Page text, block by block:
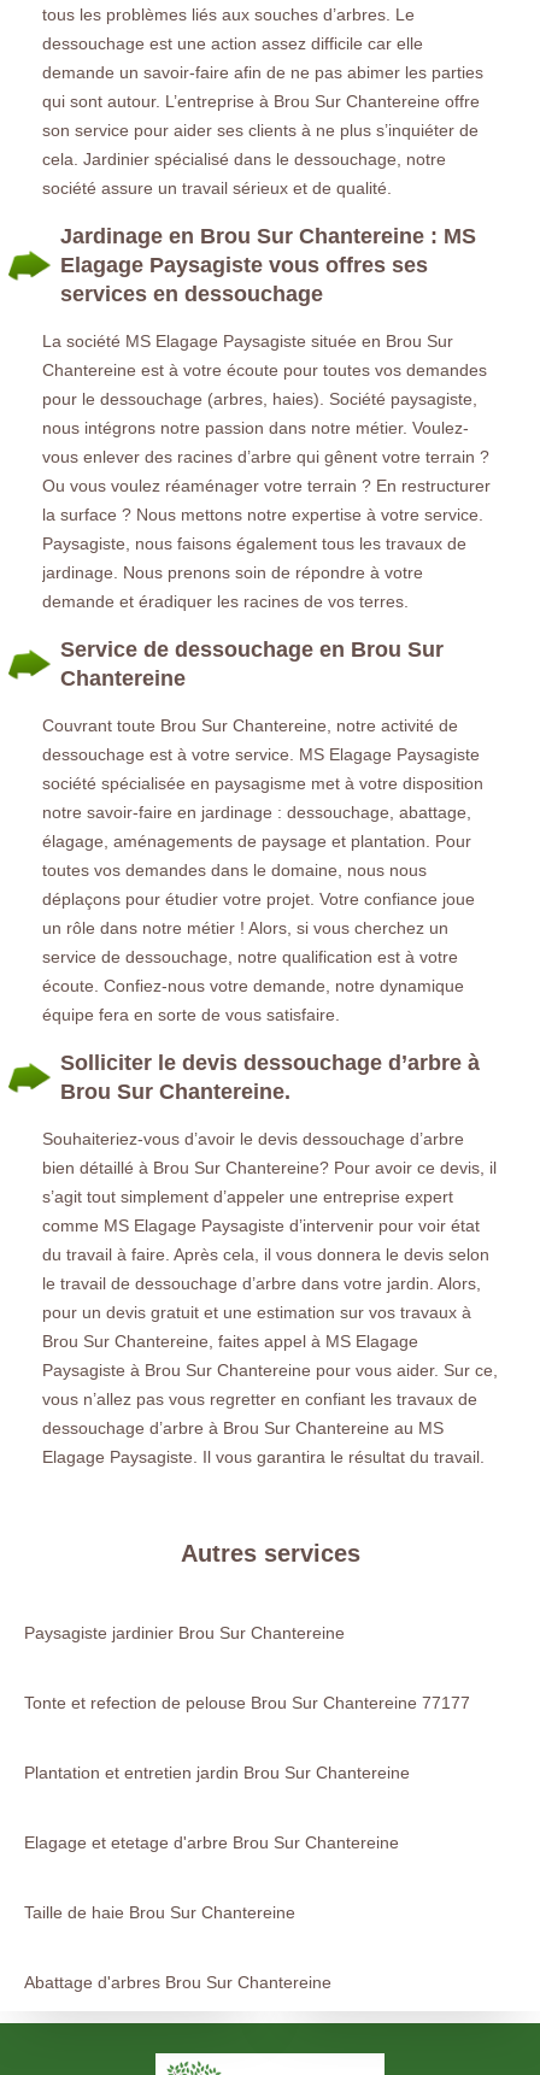
tous les problèmes liés aux souches d’arbres. Le
dessouchage est une action assez difficile car elle
demande un savoir-faire afin de ne pas abimer les parties
qui sont autour. L’entreprise à Brou Sur Chantereine offre
son service pour aider ses clients à ne plus s’inquiéter de
cela. Jardinier spécialisé dans le dessouchage, notre
société assure un travail sérieux et de qualité.
Jardinage en Brou Sur Chantereine : MS
Elagage Paysagiste vous offres ses
services en dessouchage
La société MS Elagage Paysagiste située en Brou Sur
Chantereine est à votre écoute pour toutes vos demandes
pour le dessouchage (arbres, haies). Société paysagiste,
nous intégrons notre passion dans notre métier. Voulez-
vous enlever des racines d’arbre qui gênent votre terrain ?
Ou vous voulez réaménager votre terrain ? En restructurer
la surface ? Nous mettons notre expertise à votre service.
Paysagiste, nous faisons également tous les travaux de
jardinage. Nous prenons soin de répondre à votre
demande et éradiquer les racines de vos terres.
Service de dessouchage en Brou Sur
Chantereine
Couvrant toute Brou Sur Chantereine, notre activité de
dessouchage est à votre service. MS Elagage Paysagiste
société spécialisée en paysagisme met à votre disposition
notre savoir-faire en jardinage : dessouchage, abattage,
élagage, aménagements de paysage et plantation. Pour
toutes vos demandes dans le domaine, nous nous
déplaçons pour étudier votre projet. Votre confiance joue
un rôle dans notre métier ! Alors, si vous cherchez un
service de dessouchage, notre qualification est à votre
écoute. Confiez-nous votre demande, notre dynamique
équipe fera en sorte de vous satisfaire.
Solliciter le devis dessouchage d’arbre à
Brou Sur Chantereine.
Souhaiteriez-vous d’avoir le devis dessouchage d’arbre
bien détaillé à Brou Sur Chantereine? Pour avoir ce devis, il
s’agit tout simplement d’appeler une entreprise expert
comme MS Elagage Paysagiste d’intervenir pour voir état
du travail à faire. Après cela, il vous donnera le devis selon
le travail de dessouchage d’arbre dans votre jardin. Alors,
pour un devis gratuit et une estimation sur vos travaux à
Brou Sur Chantereine, faites appel à MS Elagage
Paysagiste à Brou Sur Chantereine pour vous aider. Sur ce,
vous n’allez pas vous regretter en confiant les travaux de
dessouchage d’arbre à Brou Sur Chantereine au MS
Elagage Paysagiste. Il vous garantira le résultat du travail.
Autres services
Paysagiste jardinier Brou Sur Chantereine
Tonte et refection de pelouse Brou Sur Chantereine 77177
Plantation et entretien jardin Brou Sur Chantereine
Elagage et etetage d'arbre Brou Sur Chantereine
Taille de haie Brou Sur Chantereine
Abattage d'arbres Brou Sur Chantereine